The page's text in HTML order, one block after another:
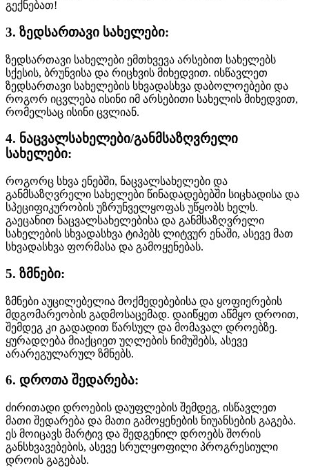
გექნებათ!
3. ზედსართავი სახელები:
ზედსართავი სახელები ემთხვევა არსებით სახელებს
სქესის, ბრუნვისა და რიცხვის მიხედვით. ისწავლეთ
ზედსართავი სახელების სხვადასხვა დაბოლოებები და
როგორ იცვლება ისინი იმ არსებითი სახელის მიხედვით,
რომელსაც ისინი ცვლიან.
4. ნაცვალსახელები/განმსაზღვრელი
სახელები:
როგორც სხვა ენებში, ნაცვალსახელები და
განმსაზღვრელი სახელები წინადადებებში სიცხადისა და
სპეციფიკურობის უზრუნველყოფას უწყობს ხელს.
გაეცანით ნაცვალსახელებისა და განმსაზღვრელი
სახელების სხვადასხვა ტიპებს ლიტვურ ენაში, ასევე მათ
სხვადასხვა ფორმასა და გამოყენებას.
5. ზმნები:
ზმნები აუცილებელია მოქმედებებისა და ყოფიერების
მდგომარეობის გადმოსაცემად. დაიწყეთ აწმყო დროით,
შემდეგ კი გადადით წარსულ და მომავალ დროებზე.
ყურადღება მიაქციეთ უღლების ნიმუშებს, ასევე
არარეგულარულ ზმნებს.
6. დროთა შედარება:
ძირითადი დროების დაუფლების შემდეგ, ისწავლეთ
მათი შედარება და მათი გამოყენების ნიუანსების გაგება.
ეს მოიცავს მარტივ და შედგენილ დროებს შორის
განსხვავებების, ასევე სრულყოფილი პროგრესიული
დროის გაგებას.